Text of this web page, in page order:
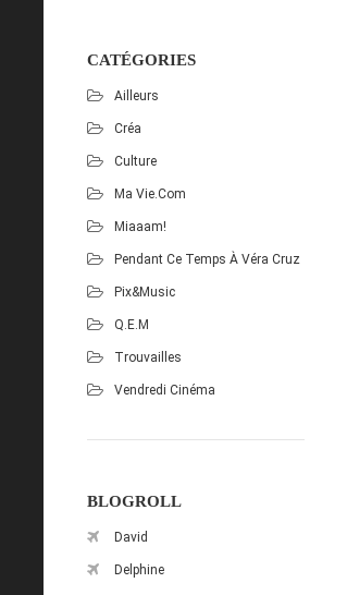
CATÉGORIES
Ailleurs
Créa
Culture
Ma Vie.com
Miaaam!
Pendant Ce Temps À Véra Cruz
Pix&Music
Q.E.M
Trouvailles
Vendredi Cinéma
BLOGROLL
David
Delphine